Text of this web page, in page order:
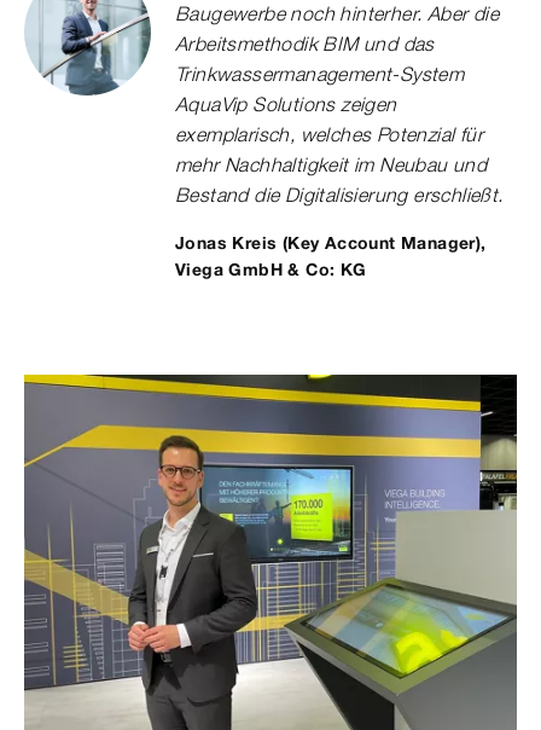
Baugewerbe noch hinterher. Aber die
Arbeitsmethodik BIM und das
Trinkwassermanagement-System
AquaVip Solutions zeigen
exemplarisch, welches Potenzial für
mehr Nachhaltigkeit im Neubau und
Bestand die Digitalisierung erschließt.
Jonas Kreis (Key Account Manager),
Viega GmbH & Co: KG